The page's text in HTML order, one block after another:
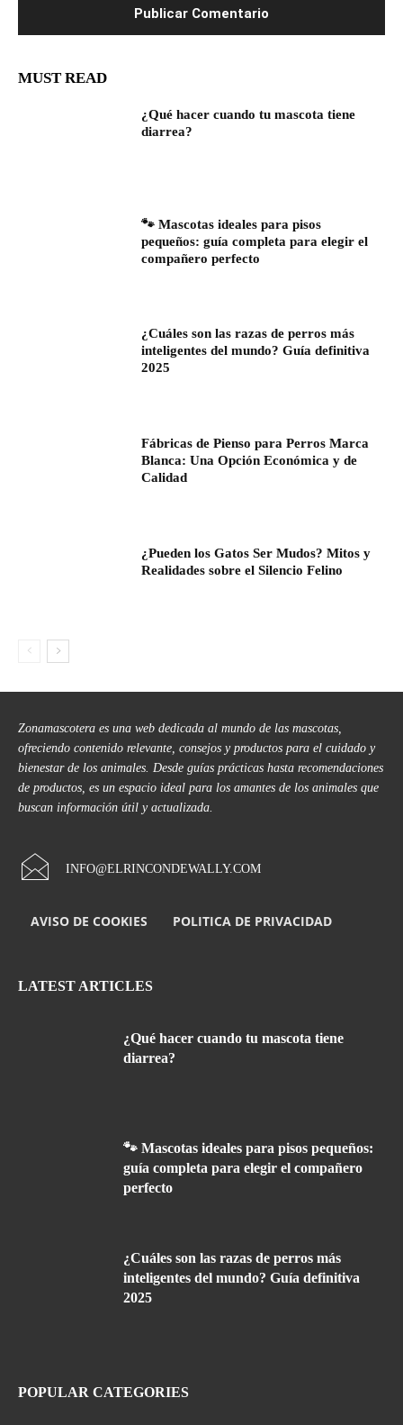
MUST READ
¿Qué hacer cuando tu mascota tiene
diarrea?
🐾 Mascotas ideales para pisos
pequeños: guía completa para elegir el
compañero perfecto
¿Cuáles son las razas de perros más
inteligentes del mundo? Guía definitiva
2025
Fábricas de Pienso para Perros Marca
Blanca: Una Opción Económica y de
Calidad
¿Pueden los Gatos Ser Mudos? Mitos y
Realidades sobre el Silencio Felino
Zonamascotera es una web dedicada al mundo de las mascotas,
ofreciendo contenido relevante, consejos y productos para el cuidado y
bienestar de los animales. Desde guías prácticas hasta recomendaciones
de productos, es un espacio ideal para los amantes de los animales que
buscan información útil y actualizada.
INFO@ELRINCONDEWALLY.COM
AVISO DE COOKIES POLITICA DE PRIVACIDAD
LATEST ARTICLES
¿Qué hacer cuando tu mascota tiene
diarrea?
🐾 Mascotas ideales para pisos pequeños:
guía completa para elegir el compañero
perfecto
¿Cuáles son las razas de perros más
inteligentes del mundo? Guía definitiva
2025
POPULAR CATEGORIES